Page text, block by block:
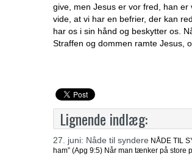
give, men Jesus er vor fred, han
vide, at vi har en befrier, der kan
har os i sin hånd og beskytter os.
Straffen og dommen ramte Jesus,
Lignende indlæg:
27. juni: Nåde til syndere NÅDE TIL
ham” (Apg 9:5) Når man tænker på